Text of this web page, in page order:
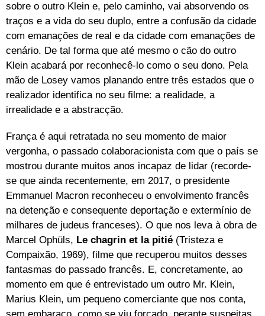
sobre o outro Klein e, pelo caminho, vai absorvendo os
traços e a vida do seu duplo, entre a confusão da cidade
com emanações de real e da cidade com emanações de
cenário. De tal forma que até mesmo o cão do outro
Klein acabará por reconhecê-lo como o seu dono. Pela
mão de Losey vamos planando entre três estados que o
realizador identifica no seu filme: a realidade, a
irrealidade e a abstracção.
França é aqui retratada no seu momento de maior
vergonha, o passado colaboracionista com que o país se
mostrou durante muitos anos incapaz de lidar (recorde-
se que ainda recentemente, em 2017, o presidente
Emmanuel Macron reconheceu o envolvimento francês
na detenção e consequente deportação e extermínio de
milhares de judeus franceses). O que nos leva à obra de
Marcel Ophüls, Le chagrin et la pitié (Tristeza e
Compaixão, 1969), filme que recuperou muitos desses
fantasmas do passado francês. E, concretamente, ao
momento em que é entrevistado um outro Mr. Klein,
Marius Klein, um pequeno comerciante que nos conta,